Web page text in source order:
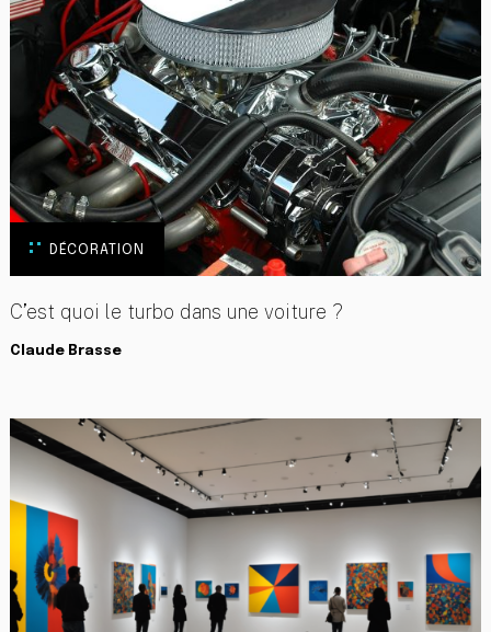
DÉCORATION
C’est quoi le turbo dans une voiture ?
Claude Brasse